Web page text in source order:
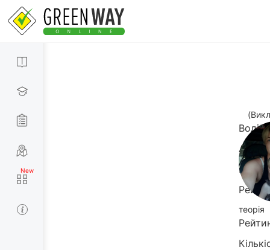
теорія